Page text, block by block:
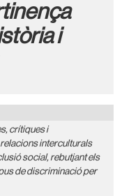
i
crítiques i
interculturals
social, rebutjant els
de discriminació per